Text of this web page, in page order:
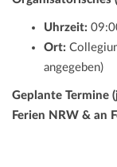
Uhrzeit:
Ort:
angegeben)
Geplante Termine
Ferien NRW & an